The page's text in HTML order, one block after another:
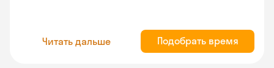
Читать дальше Подобрать время